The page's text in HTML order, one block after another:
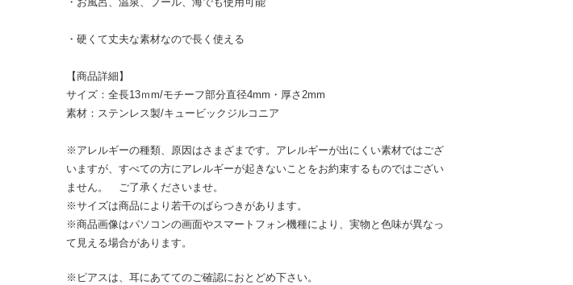
・硬くて丈夫な素材なので長く使える
【商品詳細】
サイズ：全長13ｍm/モチーフ部分直径4mm・厚さ2mm
素材：ステンレス製/キュービックジルコニア
※アレルギーの種類、原因はさまざまです。アレルギーが出にくい素材ではござ
いますが、すべての方にアレルギーが起きないことをお約束するものではござい
ません。 ご了承くださいませ。
※サイズは商品により若干のばらつきがあります。
※商品画像はパソコンの画面やスマートフォン機種により、実物と色味が異なっ
て見える場合があります。
※ピアスは、耳にあててのご確認におとどめ下さい。